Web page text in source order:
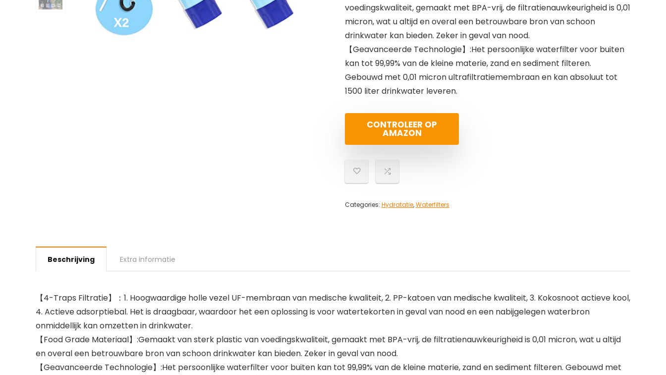
voedingskwaliteit, gemaakt met BPA-vrij, de filtratienauwkeurigheid is 0,01
micron, wat u altijd en overal een betrouwbare bron van schoon
drinkwater kan bieden. Zeker in geval van nood.
【Geavanceerde Technologie】:Het persoonlijke waterfilter voor buiten
kan tot 99,99% van de kleine materie, zand en sediment filteren.
Gebouwd met 0,01 micron ultrafiltratiemembraan en kan absoluut tot
1500 liter drinkwater leveren.
CONTROLEER OP
AMAZON
Categories: Hydratatie,Waterfilters
Beschrijving Extra informatie
【4-Traps Filtratie】：1. Hoogwaardige holle vezel UF-membraan van medische kwaliteit, 2. PP-katoen van medische kwaliteit, 3. Kokosnoot actieve kool,
4. Actieve adsorptiebal. Het is draagbaar, waardoor het een oplossing is voor watertekorten in geval van nood en een nabijgelegen waterbron
onmiddellijk kan omzetten in drinkwater.
【Food Grade Materiaal】:Gemaakt van sterk plastic van voedingskwaliteit, gemaakt met BPA-vrij, de filtratienauwkeurigheid is 0,01 micron, wat u altijd
en overal een betrouwbare bron van schoon drinkwater kan bieden. Zeker in geval van nood.
【Geavanceerde Technologie】:Het persoonlijke waterfilter voor buiten kan tot 99,99% van de kleine materie, zand en sediment filteren. Gebouwd met